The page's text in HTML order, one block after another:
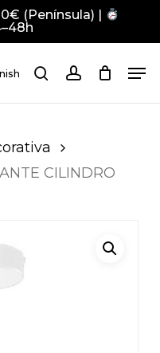
(Península) |
searchaccount
CILINDRO
Close
Menu